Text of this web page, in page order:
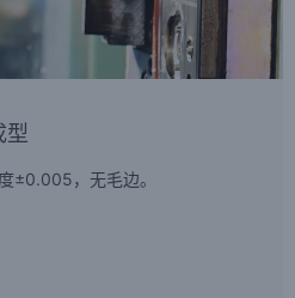
型
±0.005，无毛边。